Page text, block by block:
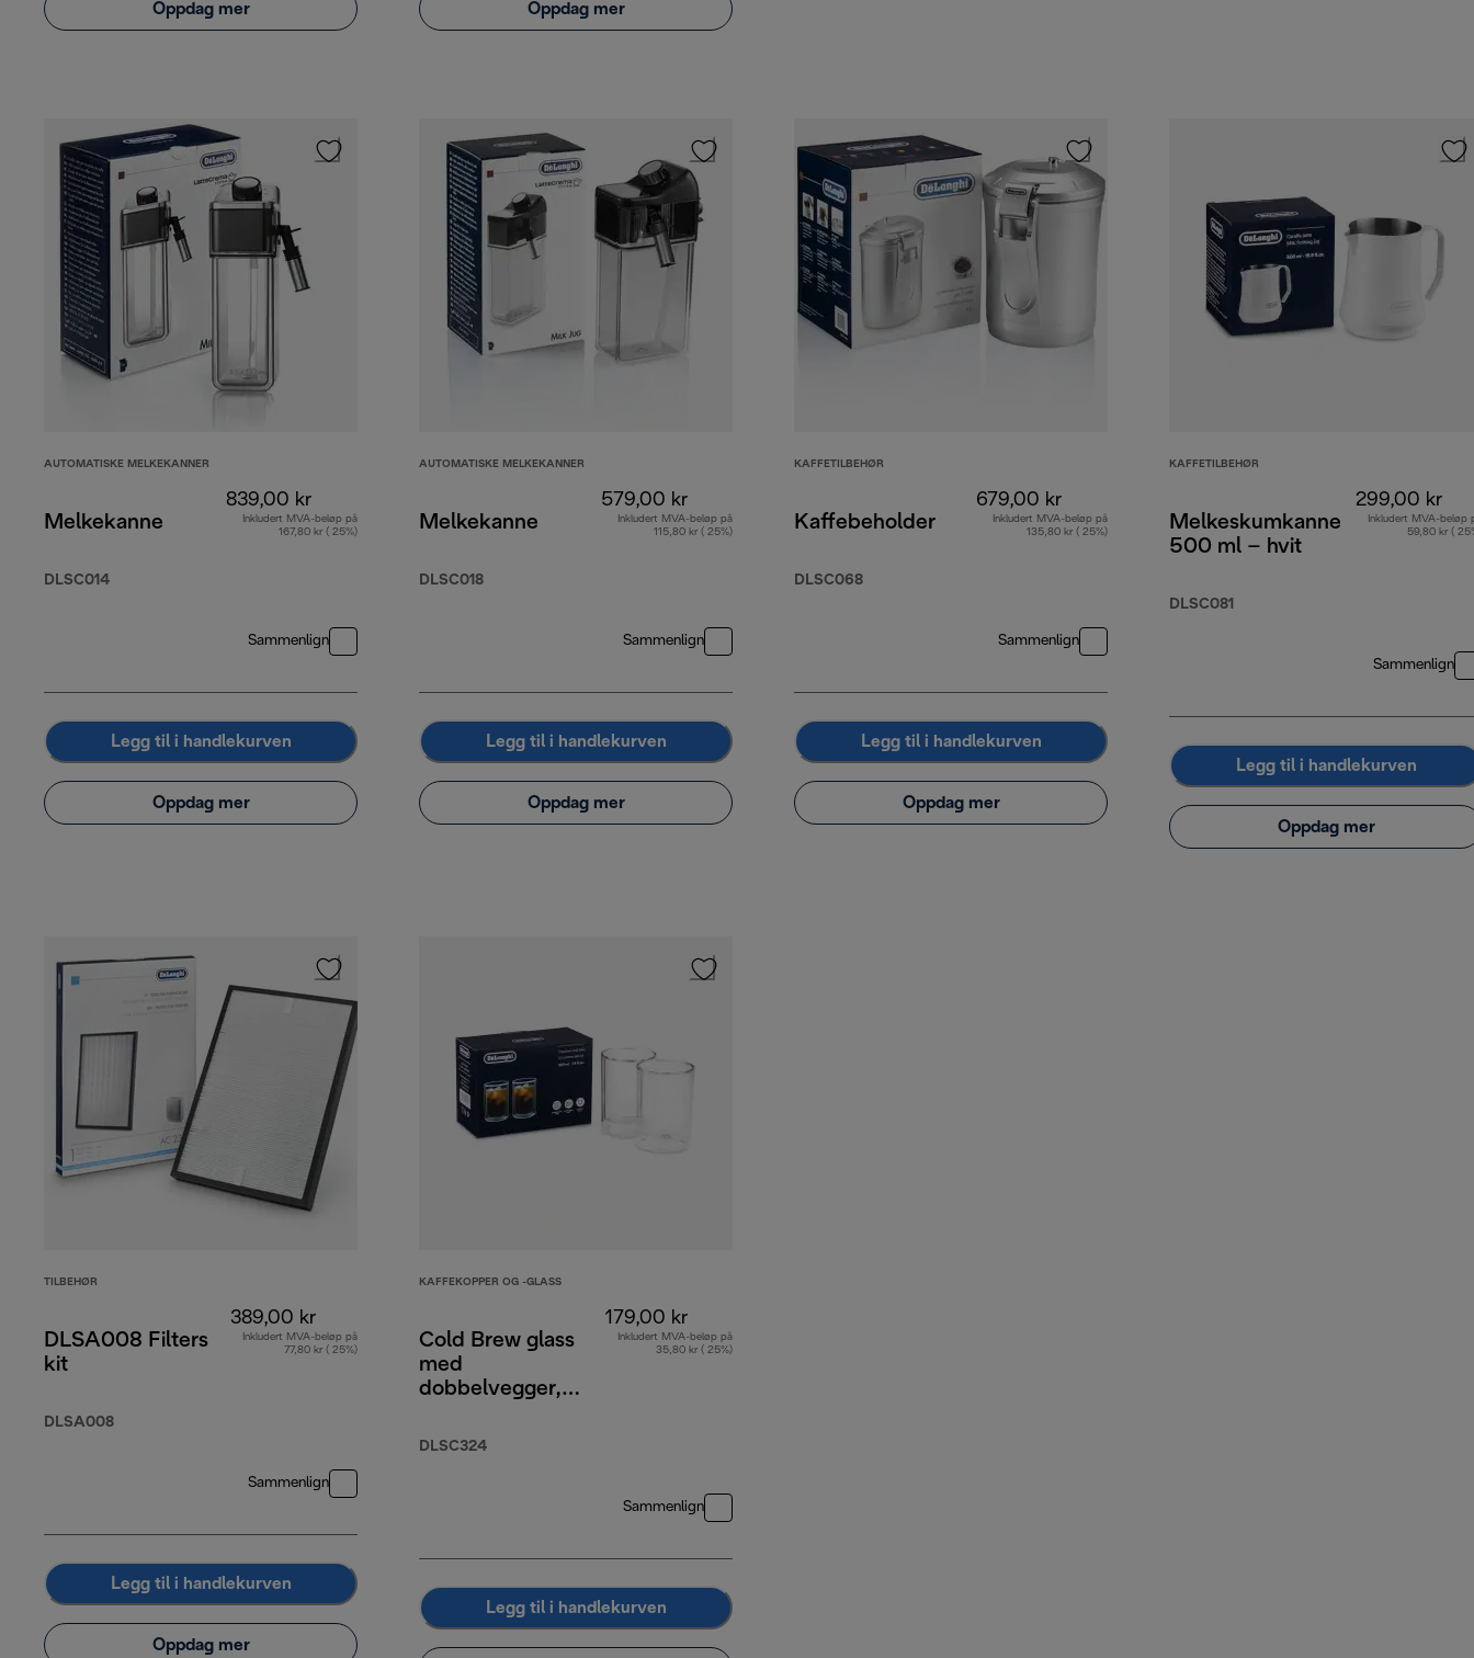
Oppdag mer Oppdag mer
AUTOMATISKE MELKEKANNER
Melkekanne
DLSC014
839,00 kr
Inkludert MVA-beløp på
167,80 kr ( 25%)
Sammenlign
Legg til i handlekurven
Oppdag mer
AUTOMATISKE MELKEKANNER
Melkekanne
DLSC018
579,00 kr
Inkludert MVA-beløp på
115,80 kr ( 25%)
Sammenlign
Legg til i handlekurven
Oppdag mer
KAFFETILBEHØR
Kaffebeholder
DLSC068
679,00 kr
Inkludert MVA-beløp på
135,80 kr ( 25%)
Sammenlign
Legg til i handlekurven
Oppdag mer
KAFFETILBEHØR
Melkeskumkanne
500 ml – hvit
DLSC081
299,00 kr
Inkludert MVA-beløp
59,80 kr (
Sammenlign
Legg til i handlekurven
Oppdag mer
TILBEHØR
DLSA008 Filters
kit
DLSA008
389,00 kr
Inkludert MVA-beløp på
77,80 kr ( 25%)
Sammenlign
Legg til i handlekurven
Oppdag mer
KAFFEKOPPER OG -GLASS
Cold Brew glass
med
dobbelvegger,
2
DLSC324
179,00 kr
Inkludert MVA-beløp på
35,80 kr ( 25%)
Sammenlign
Legg til i handlekurven